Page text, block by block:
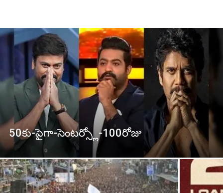
50కు-పైగా-సెంటర్స్లో-100రోజు